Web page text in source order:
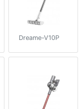
Dreame-V10P